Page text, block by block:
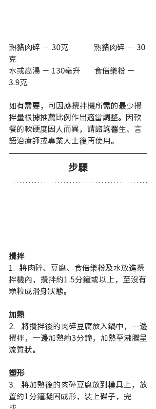
熟豬肉碎 － 30克             熟豬肉碎 － 30
克
水或高湯 － 130毫升       食倍樂粉 －
3.9克
如有需要，可因應攪拌機所需的最少攪
拌量根據推薦比例作出適當調整。因軟
餐的軟硬度因人而異，請諮詢醫生、言
語治療師或專業人士後再使用。
步驟
攪拌
1.  將肉碎、豆腐、食倍樂粉及水放進攪
拌機內，攪拌約1.5分鐘或以上，至沒有
顆粒成滑身狀態。
加熱
2.   將攪拌後的肉碎豆腐放入鍋中，一邊
攪拌，一邊加熱約3分鐘，加熱至沸騰呈
流質狀。
塑形
3.   將加熱後的肉碎豆腐放到模具上，放
置約1分鐘凝固成形，裝上碟子，完